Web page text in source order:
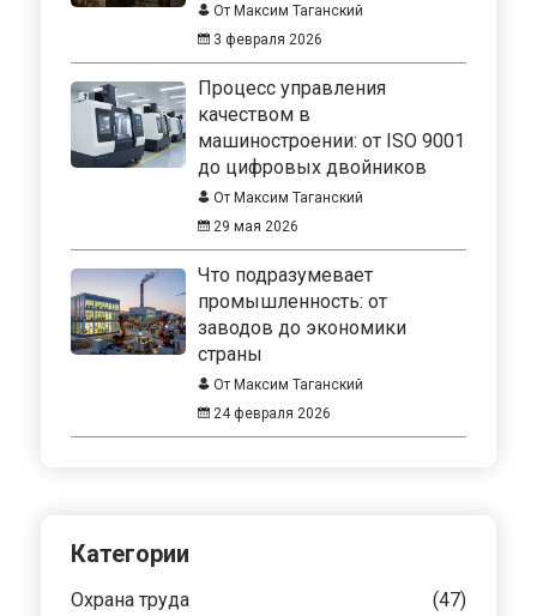
От Максим Таганский
3 февраля 2026
Процесс управления
качеством в
машиностроении: от ISO 9001
до цифровых двойников
От Максим Таганский
29 мая 2026
Что подразумевает
промышленность: от
заводов до экономики
страны
От Максим Таганский
24 февраля 2026
Категории
Охрана труда (47)